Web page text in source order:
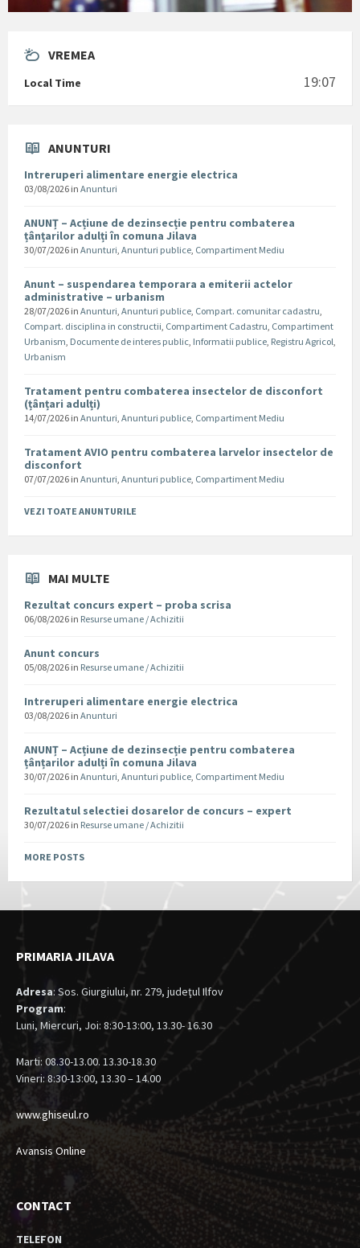
VREMEA
Local Time 19:07
ANUNTURI
Intreruperi alimentare energie electrica
03/08/2026 in Anunturi
ANUNȚ – Acțiune de dezinsecție pentru combaterea
țânțarilor adulți în comuna Jilava
30/07/2026 in Anunturi, Anunturi publice, Compartiment Mediu
Anunt – suspendarea temporara a emiterii actelor
administrative – urbanism
28/07/2026 in Anunturi, Anunturi publice, Compart. comunitar cadastru,
Compart. disciplina in constructii, Compartiment Cadastru, Compartiment
Urbanism, Documente de interes public, Informatii publice, Registru Agricol,
Urbanism
Tratament pentru combaterea insectelor de disconfort
(țânțari adulți)
14/07/2026 in Anunturi, Anunturi publice, Compartiment Mediu
Tratament AVIO pentru combaterea larvelor insectelor de
disconfort
07/07/2026 in Anunturi, Anunturi publice, Compartiment Mediu
VEZI TOATE ANUNTURILE
MAI MULTE
Rezultat concurs expert – proba scrisa
06/08/2026 in Resurse umane / Achizitii
Anunt concurs
05/08/2026 in Resurse umane / Achizitii
Intreruperi alimentare energie electrica
03/08/2026 in Anunturi
ANUNȚ – Acțiune de dezinsecție pentru combaterea
țânțarilor adulți în comuna Jilava
30/07/2026 in Anunturi, Anunturi publice, Compartiment Mediu
Rezultatul selectiei dosarelor de concurs – expert
30/07/2026 in Resurse umane / Achizitii
MORE POSTS
PRIMARIA JILAVA
Adresa: Sos. Giurgiului, nr. 279, judeţul Ilfov
Program:
Luni, Miercuri, Joi: 8:30-13:00, 13.30- 16.30
Marti: 08.30-13.00. 13.30-18.30
Vineri: 8:30-13:00, 13.30 – 14.00
www.ghiseul.ro
Avansis Online
CONTACT
TELEFON